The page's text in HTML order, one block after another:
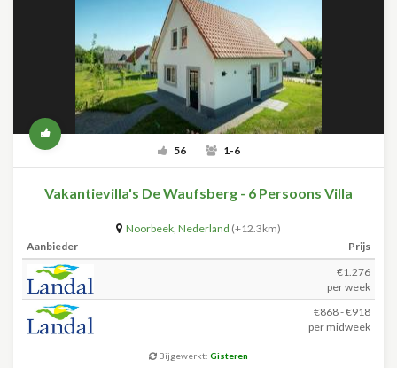
56 1-6
Vakantievilla's De Waufsberg - 6 Persoons Villa
Noorbeek, Nederland (+12.3km)
Aanbieder
Prijs
€1.276
per week
€868 - €918
per midweek
Bijgewerkt: Gisteren